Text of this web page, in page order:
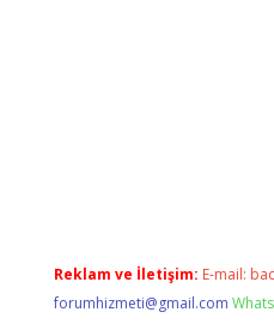
Reklam ve İletişim: E-mail:
forumhizmeti@gmail.com